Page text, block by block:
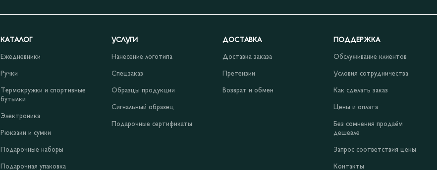
КАТАЛОГ
Ежедневники
Ручки
Термокружки и спортивные
бутылки
Электроника
Рюкзаки и сумки
Подарочные наборы
Подарочная упаковка
УСЛУГИ
Нанесение логотипа
Спецзаказ
Образцы продукции
Сигнальный образец
Подарочные сертификаты
ДОСТАВКА
Доставка заказа
Претензии
Возврат и обмен
ПОДДЕРЖКА
Обслуживание клиентов
Условия сотрудничества
Как сделать заказ
Цены и оплата
Без сомнения продаём
дешевле
Запрос соответствия цены
Контакты